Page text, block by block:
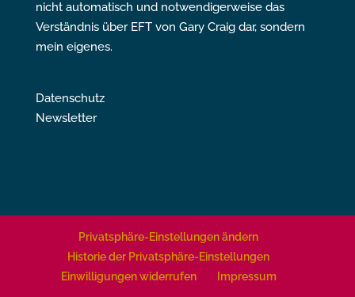
nicht automatisch und notwendigerweise das
Verständnis über EFT von Gary Craig dar, sondern
mein eigenes.
Datenschutz
Newsletter
Privatsphäre-Einstellungen ändern
Historie der Privatsphäre-Einstellungen
Einwilligungen widerrufen
Impressum